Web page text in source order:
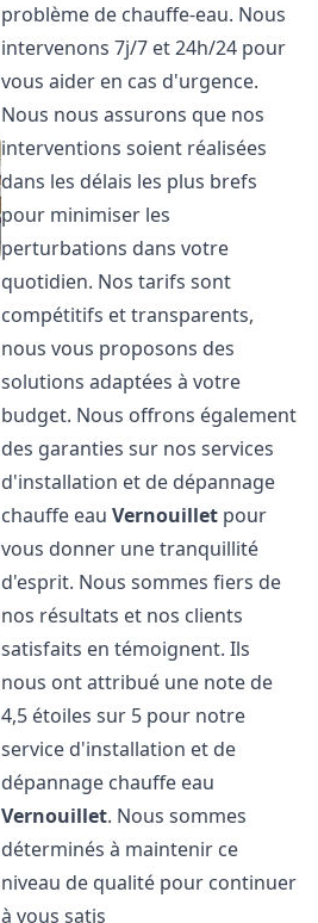
problème de chauffe-eau. Nous
intervenons 7j/7 et 24h/24 pour
vous aider en cas d'urgence.
Nous nous assurons que nos
interventions soient réalisées
dans les délais les plus brefs
pour minimiser les
perturbations dans votre
quotidien. Nos tarifs sont
compétitifs et transparents,
nous vous proposons des
solutions adaptées à votre
budget. Nous offrons également
des garanties sur nos services
d'installation et de dépannage
chauffe eauVernouillet pour
vous donner une tranquillité
d'esprit. Nous sommes fiers de
nos résultats et nos clients
satisfaits en témoignent. Ils
nous ont attribué une note de
4,5 étoiles sur 5 pour notre
service d'installation et de
dépannage chauffe eau
Vernouillet. Nous sommes
déterminés à maintenir ce
niveau de qualité pour continuer
à vous satis